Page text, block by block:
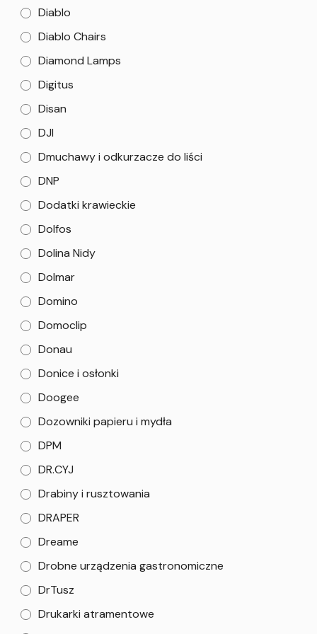
Diablo
Diablo Chairs
Diamond Lamps
Digitus
Disan
DJI
Dmuchawy i odkurzacze do liści
DNP
Dodatki krawieckie
Dolfos
Dolina Nidy
Dolmar
Domino
Domoclip
Donau
Donice i osłonki
Doogee
Dozowniki papieru i mydła
DPM
DR.CYJ
Drabiny i rusztowania
DRAPER
Dreame
Drobne urządzenia gastronomiczne
DrTusz
Drukarki atramentowe